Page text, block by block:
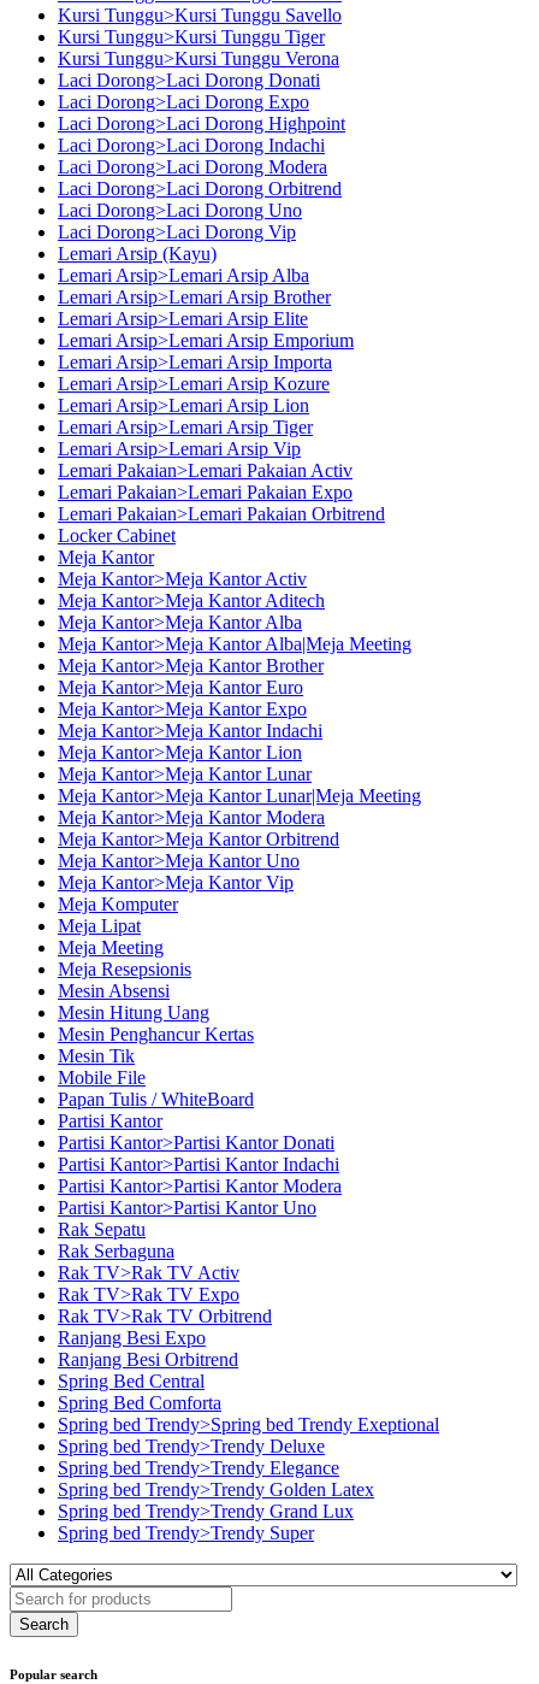
Kursi Tunggu>Kursi Tunggu Savello
Kursi Tunggu>Kursi Tunggu Tiger
Kursi Tunggu>Kursi Tunggu Verona
Laci Dorong>Laci Dorong Donati
Laci Dorong>Laci Dorong Expo
Laci Dorong>Laci Dorong Highpoint
Laci Dorong>Laci Dorong Indachi
Laci Dorong>Laci Dorong Modera
Laci Dorong>Laci Dorong Orbitrend
Laci Dorong>Laci Dorong Uno
Laci Dorong>Laci Dorong Vip
Lemari Arsip (Kayu)
Lemari Arsip>Lemari Arsip Alba
Lemari Arsip>Lemari Arsip Brother
Lemari Arsip>Lemari Arsip Elite
Lemari Arsip>Lemari Arsip Emporium
Lemari Arsip>Lemari Arsip Importa
Lemari Arsip>Lemari Arsip Kozure
Lemari Arsip>Lemari Arsip Lion
Lemari Arsip>Lemari Arsip Tiger
Lemari Arsip>Lemari Arsip Vip
Lemari Pakaian>Lemari Pakaian Activ
Lemari Pakaian>Lemari Pakaian Expo
Lemari Pakaian>Lemari Pakaian Orbitrend
Locker Cabinet
Meja Kantor
Meja Kantor>Meja Kantor Activ
Meja Kantor>Meja Kantor Aditech
Meja Kantor>Meja Kantor Alba
Meja Kantor>Meja Kantor Alba|Meja Meeting
Meja Kantor>Meja Kantor Brother
Meja Kantor>Meja Kantor Euro
Meja Kantor>Meja Kantor Expo
Meja Kantor>Meja Kantor Indachi
Meja Kantor>Meja Kantor Lion
Meja Kantor>Meja Kantor Lunar
Meja Kantor>Meja Kantor Lunar|Meja Meeting
Meja Kantor>Meja Kantor Modera
Meja Kantor>Meja Kantor Orbitrend
Meja Kantor>Meja Kantor Uno
Meja Kantor>Meja Kantor Vip
Meja Komputer
Meja Lipat
Meja Meeting
Meja Resepsionis
Mesin Absensi
Mesin Hitung Uang
Mesin Penghancur Kertas
Mesin Tik
Mobile File
Papan Tulis / WhiteBoard
Partisi Kantor
Partisi Kantor>Partisi Kantor Donati
Partisi Kantor>Partisi Kantor Indachi
Partisi Kantor>Partisi Kantor Modera
Partisi Kantor>Partisi Kantor Uno
Rak Sepatu
Rak Serbaguna
Rak TV>Rak TV Activ
Rak TV>Rak TV Expo
Rak TV>Rak TV Orbitrend
Ranjang Besi Expo
Ranjang Besi Orbitrend
Spring Bed Central
Spring Bed Comforta
Spring bed Trendy>Spring bed Trendy Exeptional
Spring bed Trendy>Trendy Deluxe
Spring bed Trendy>Trendy Elegance
Spring bed Trendy>Trendy Golden Latex
Spring bed Trendy>Trendy Grand Lux
Spring bed Trendy>Trendy Super
Popular search